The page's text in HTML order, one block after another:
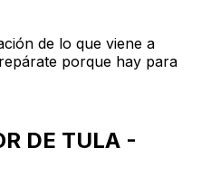
de lo que viene a
porque hay para
DE TULA -